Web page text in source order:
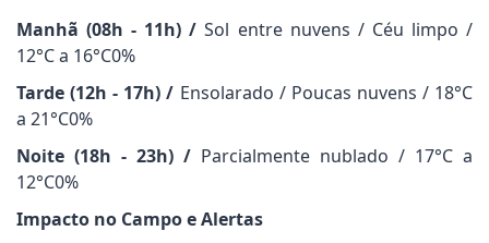
Manhã (08h - 11h) /Sol entre nuvens / Céu limpo /
12°C a 16°C0%
Tarde (12h - 17h) / Ensolarado / Poucas nuvens / 18°C
a 21°C0%
Noite (18h - 23h) / Parcialmente nublado / 17°C a
12°C0%
Impacto no Campo e Alertas